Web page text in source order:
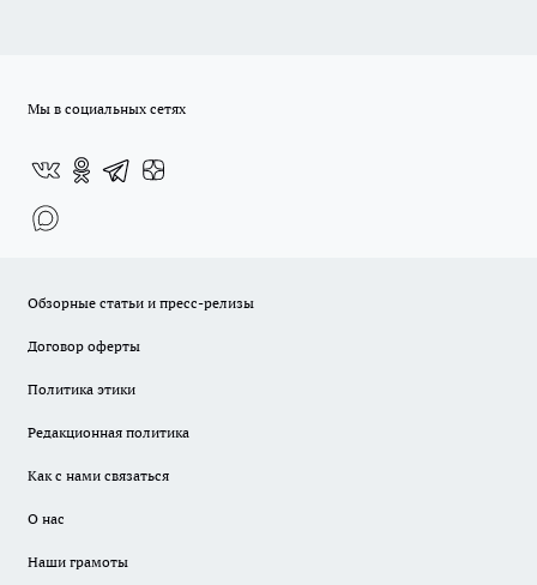
Мы в социальных сетях
Обзорные статьи и пресс-релизы
Договор оферты
Политика этики
Редакционная политика
Как с нами связаться
О нас
Наши грамоты